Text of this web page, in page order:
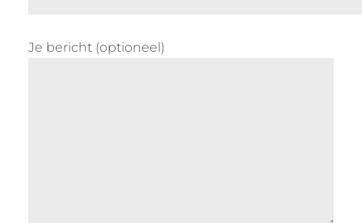
Je bericht (optioneel)